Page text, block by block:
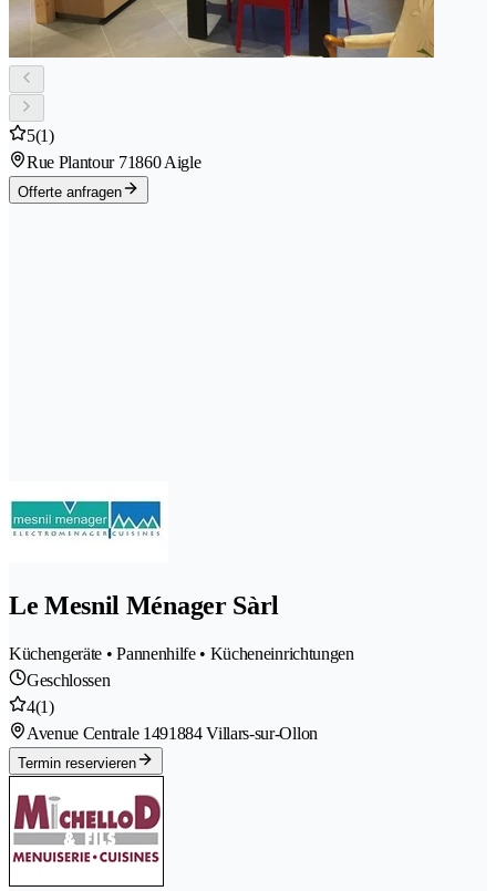
5(1)
Rue Plantour 71860 Aigle
Offerte anfragen
Le Mesnil Ménager Sàrl
Küchengeräte • Pannenhilfe • Kücheneinrichtungen
Geschlossen
4(1)
Avenue Centrale 1491884 Villars-sur-Ollon
Termin reservieren